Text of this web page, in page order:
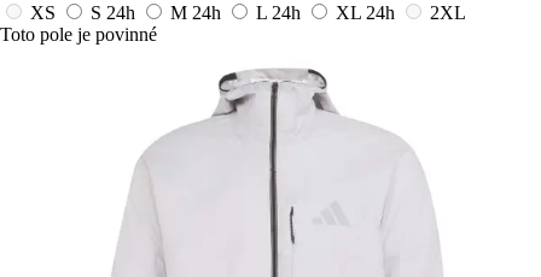
XS
S 24h M 24h L 24h XL 24h
2XL
Toto pole je povinné